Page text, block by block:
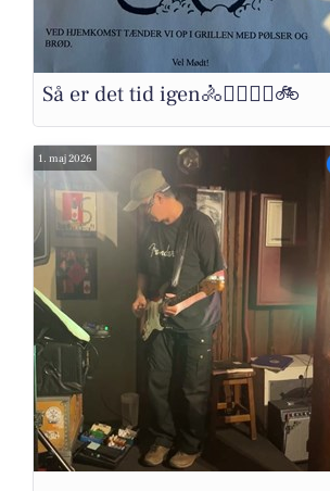
Så er det tid igen🚴🚴‍♀️🚴‍♂️🚲
1. maj 2026